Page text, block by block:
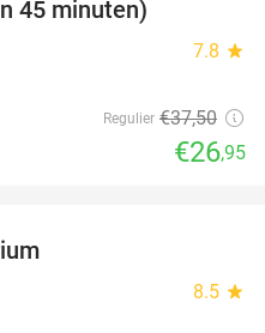
45 minuten)
7.8 star
Regulier €37,50
€26,95
8.5 star